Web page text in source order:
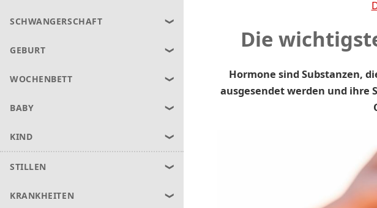
SCHWANGERSCHAFT
GEBURT
WOCHENBETT
BABY
KIND
STILLEN
KRANKHEITEN
Die
Hormone sind Substanzen,
ausgesendet werden und ihre